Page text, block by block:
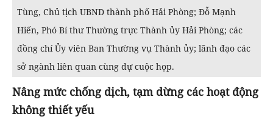
Tùng, Chủ tịch UBND thành phố Hải Phòng; Đỗ Mạnh
Hiến, Phó Bí thư Thường trực Thành ủy Hải Phòng; các
đồng chí Ủy viên Ban Thường vụ Thành ủy; lãnh đạo các
sở ngành liên quan cùng dự cuộc họp.
Nâng mức chống dịch, tạm dừng các hoạt động
không thiết yếu